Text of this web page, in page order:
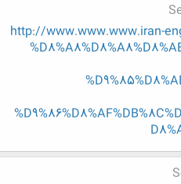
http://www.www.www.iran-